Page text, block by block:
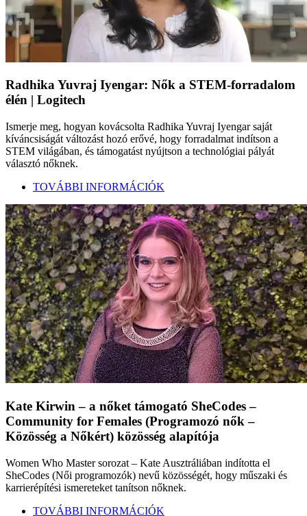
Radhika Yuvraj Iyengar: Nők a STEM-forradalom
élén | Logitech
Ismerje meg, hogyan kovácsolta Radhika Yuvraj Iyengar saját
kíváncsiságát változást hozó erővé, hogy forradalmat indítson a
STEM világában, és támogatást nyújtson a technológiai pályát
választó nőknek.
TOVÁBBI INFORMÁCIÓK
Kate Kirwin – a nőket támogató SheCodes –
Community for Females (Programozó nők –
Közösség a Nőkért) közösség alapítója
Women Who Master sorozat – Kate Ausztráliában indította el
SheCodes (Női programozók) nevű közösségét, hogy műszaki és
karrierépítési ismereteket tanítson nőknek.
TOVÁBBI INFORMÁCIÓK